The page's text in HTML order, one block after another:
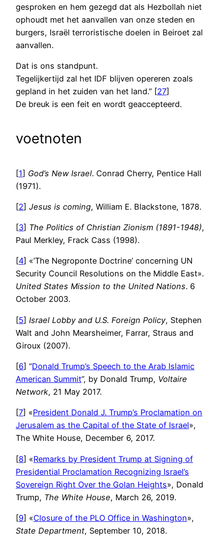
gesproken en hem gezegd dat als Hezbollah niet
ophoudt met het aanvallen van onze steden en
burgers, Israël terroristische doelen in Beiroet zal
aanvallen.
Dat is ons standpunt.
Tegelijkertijd zal het IDF blijven opereren zoals
gepland in het zuiden van het land.” [27]
De breuk is een feit en wordt geaccepteerd.
voetnoten
[1] God’s New Israel. Conrad Cherry, Pentice Hall
(1971).
[2] Jesus is coming, William E. Blackstone, 1878.
[3] The Politics of Christian Zionism (1891-1948),
Paul Merkley, Frack Cass (1998).
[4] «’The Negroponte Doctrine’ concerning UN
Security Council Resolutions on the Middle East».
United States Mission to the United Nations. 6
October 2003.
[5] Israel Lobby and U.S. Foreign Policy, Stephen
Walt and John Mearsheimer, Farrar, Straus and
Giroux (2007).
[6] “Donald Trump’s Speech to the Arab Islamic
American Summit”, by Donald Trump, Voltaire
Network, 21 May 2017.
[7] «President Donald J. Trump’s Proclamation on
Jerusalem as the Capital of the State of Israel»,
The White House, December 6, 2017.
[8] «Remarks by President Trump at Signing of
Presidential Proclamation Recognizing Israel’s
Sovereign Right Over the Golan Heights», Donald
Trump, The White House, March 26, 2019.
[9] «Closure of the PLO Office in Washington»,
State Department, September 10, 2018.